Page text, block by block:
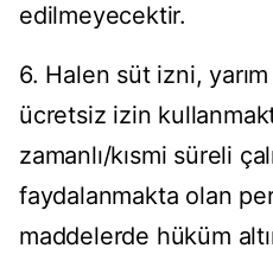
edilmeyecektir.
6. Halen süt izni,
ücretsiz izin
zamanlı/kısmi süreli
faydalanmakta olan
maddelerde hüküm